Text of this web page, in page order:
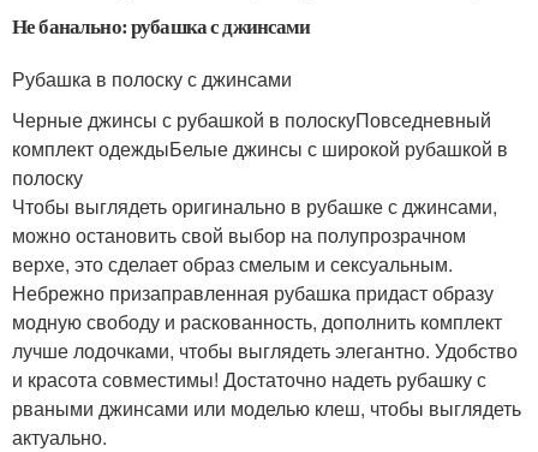
Не банально: рубашка с джинсами
Рубашка в полоску с джинсами
Черные джинсы с рубашкой в полоскуПовседневный
комплект одеждыБелые джинсы с широкой рубашкой в
полоску
Чтобы выглядеть оригинально в рубашке с джинсами,
можно остановить свой выбор на полупрозрачном
верхе, это сделает образ смелым и сексуальным.
Небрежно призаправленная рубашка придаст образу
модную свободу и раскованность, дополнить комплект
лучше лодочками, чтобы выглядеть элегантно. Удобство
и красота совместимы! Достаточно надеть рубашку с
рваными джинсами или моделью клеш, чтобы выглядеть
актуально.